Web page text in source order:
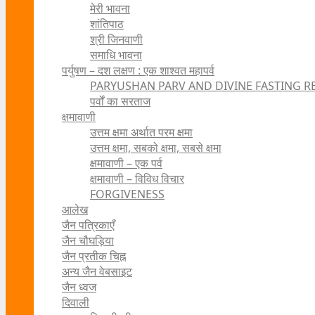
मेरी भावना
शांतिपाठ
श्री जिनवाणी
समाधि भावना
पर्युषण – दश लक्षण : एक शाश्वत महापर्व
PARYUSHAN PARV AND DIVINE FASTING
पर्वों का सरताज
क्षमावाणी
उत्तम क्षमा अर्थात परम क्षमा
उत्तम क्षमा, सबको क्षमा, सबसे क्षमा
क्षमावाणी – एक पर्व
क्षमावाणी – विविध विचार
FORGIVENESS
आलेख
जैन पत्रिकाएँ
जैन चौघड़िया
जैन प्रतीक चिह्न
अन्य जैन वेबसाइट
जैन ध्वज
दिवाली